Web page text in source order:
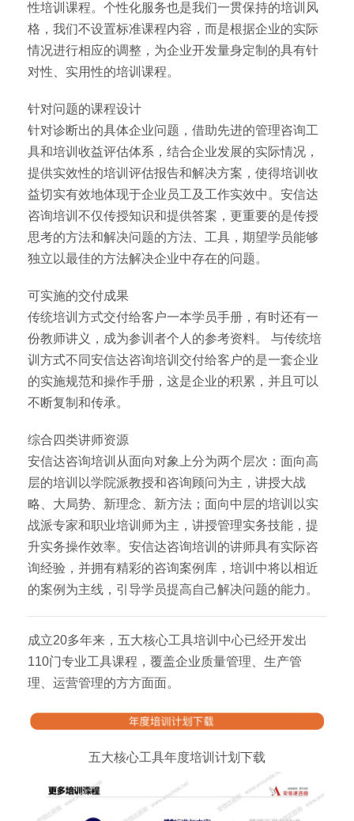
性培训课程。个性化服务也是我们一贯保持的培训风
格，我们不设置标准课程内容，而是根据企业的实际
情况进行相应的调整，为企业开发量身定制的具有针
对性、实用性的培训课程。
针对问题的课程设计
针对诊断出的具体企业问题，借助先进的管理咨询工
具和培训收益评估体系，结合企业发展的实际情况，
提供实效性的培训评估报告和解决方案，使得培训收
益切实有效地体现于企业员工及工作实效中。安信达
咨询培训不仅传授知识和提供答案，更重要的是传授
思考的方法和解决问题的方法、工具，期望学员能够
独立以最佳的方法解决企业中存在的问题。
可实施的交付成果
传统培训方式交付给客户一本学员手册，有时还有一
份教师讲义，成为参训者个人的参考资料。 与传统培
训方式不同安信达咨询培训交付给客户的是一套企业
的实施规范和操作手册，这是企业的积累，并且可以
不断复制和传承。
综合四类讲师资源
安信达咨询培训从面向对象上分为两个层次：面向高
层的培训以学院派教授和咨询顾问为主，讲授大战
略、大局势、新理念、新方法；面向中层的培训以实
战派专家和职业培训师为主，讲授管理实务技能，提
升实务操作效率。安信达咨询培训的讲师具有实际咨
询经验，并拥有精彩的咨询案例库，培训中将以相近
的案例为主线，引导学员提高自己解决问题的能力。
成立20多年来，五大核心工具培训中心已经开发出
110门专业工具课程，覆盖企业质量管理、生产管
理、运营管理的方方面面。
五大核心工具年度培训计划下载